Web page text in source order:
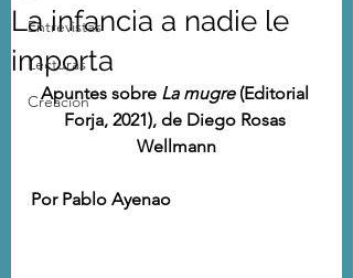
Entrevistas
Lecturas
Creación
La infancia a nadie le
importa
Apuntes sobre La mugre (Editorial
Forja, 2021), de Diego Rosas
Wellmann
Por Pablo Ayenao